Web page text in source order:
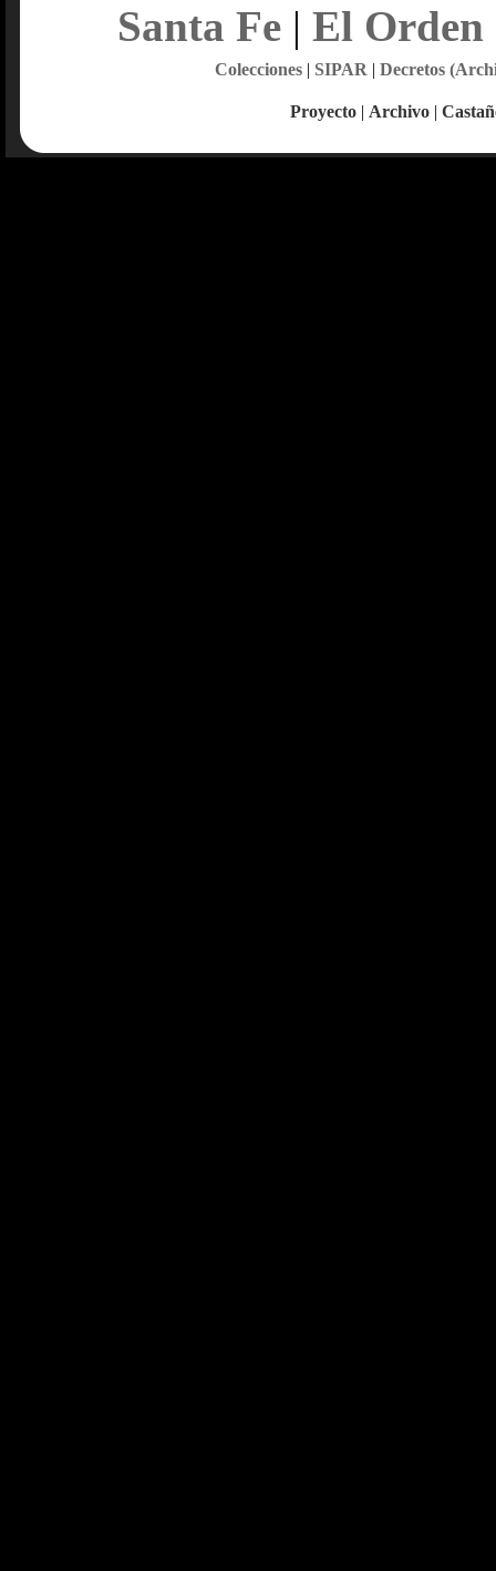
Santa Fe| El Orden
Colecciones| SIPAR | Decretos
Proyecto | Archivo |